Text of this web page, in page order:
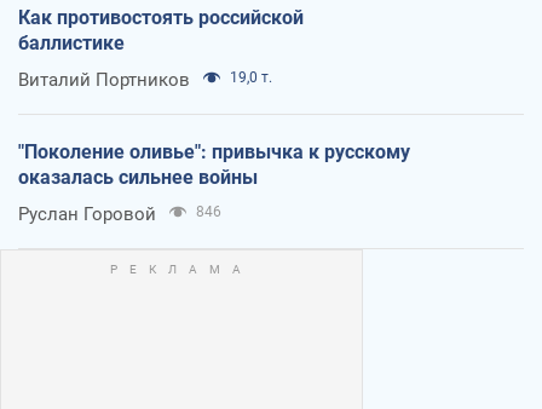
Как противостоять российской
баллистике
Виталий Портников 19,0 т.
"Поколение оливье": привычка к русскому
оказалась сильнее войны
Руслан Горовой 846